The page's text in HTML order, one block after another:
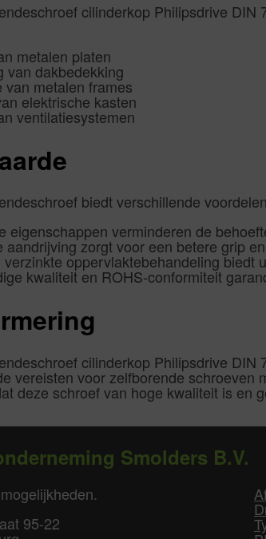
cilinderkop Philipsdrive
metalen platen
van dakbedekking
van metalen frames
elektrische kasten
ventilatiesystemen
biedt verschillende
eigenschappen verminderen de
aandrijving zorgt voor een betere grip
verzinkte oppervlaktebehandeling biedt
kwaliteit en ROHS-conformiteit
cilinderkop Philipsdrive
vereisten voor zelfborende
deze schroef van hoge kwaliteit is en
Smolders B.V.
95-22